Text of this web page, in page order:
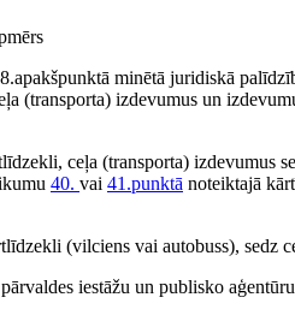
minētā juridiskā
(transporta) izdevumus un
ceļa (transporta) izdevumus
40. vai 41.punktā noteiktajā
(vilciens vai autobuss), sedz
iestāžu un publisko